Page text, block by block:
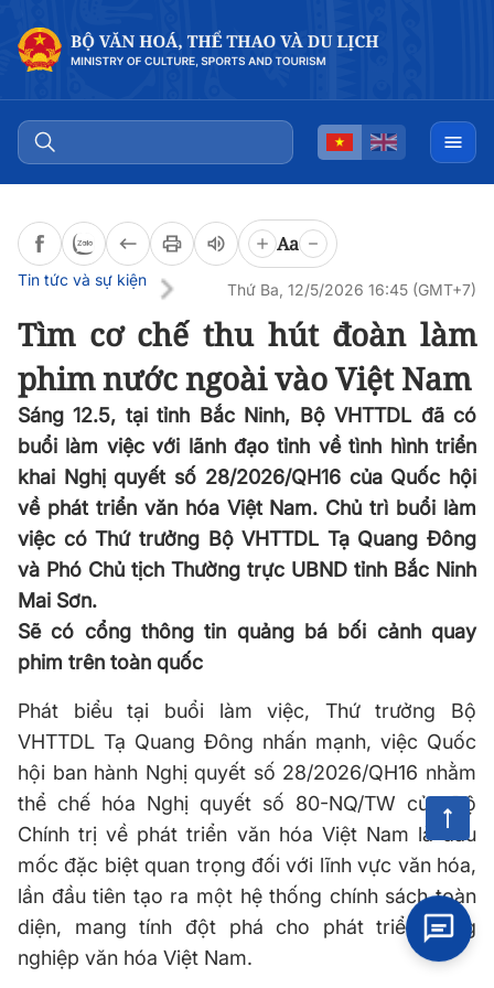
Aa
Tin tức và sự kiện
Thứ Ba, 12/5/2026 16:45 (GMT+7)
Tìm cơ chế thu hút đoàn làm
phim nước ngoài vào Việt Nam
Sáng 12.5, tại tỉnh Bắc Ninh, Bộ VHTTDL đã có
buổi làm việc với lãnh đạo tỉnh về tình hình triển
khai Nghị quyết số 28/2026/QH16 của Quốc hội
về phát triển văn hóa Việt Nam. Chủ trì buổi làm
việc có Thứ trưởng Bộ VHTTDL Tạ Quang Đông
và Phó Chủ tịch Thường trực UBND tỉnh Bắc Ninh
Mai Sơn.
Sẽ có cổng thông tin quảng bá bối cảnh quay
phim trên toàn quốc
Phát biểu tại buổi làm việc, Thứ trưởng Bộ
VHTTDL Tạ Quang Đông nhấn mạnh, việc Quốc
hội ban hành Nghị quyết số 28/2026/QH16 nhằm
thể chế hóa Nghị quyết số 80-NQ/TW của Bộ
Chính trị về phát triển văn hóa Việt Nam là dấu
mốc đặc biệt quan trọng đối với lĩnh vực văn hóa,
lần đầu tiên tạo ra một hệ thống chính sách toàn
diện, mang tính đột phá cho phát triển công
nghiệp văn hóa Việt Nam.
Đọc bài